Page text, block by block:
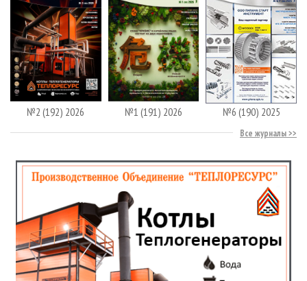
№2 (192) 2026 №1 (191) 2026 №6 (190) 2025
Все журналы